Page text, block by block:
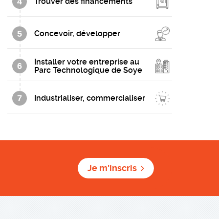
5 Concevoir, développer
6
Installer votre entreprise au
Parc Technologique de Soye
7 Industrialiser, commercialiser
Je m'inscris